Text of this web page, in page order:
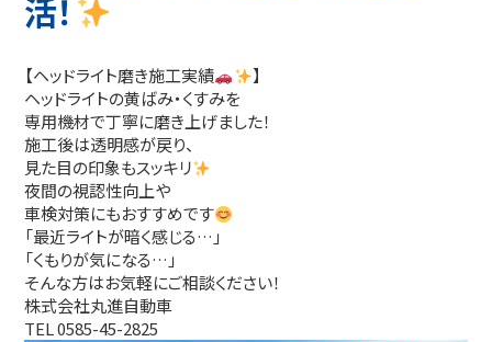
活！
【ヘッドライト磨き施工実績
】
ヘッドライトの黄ばみ・くすみを
専用機材で丁寧に磨き上げました！
施工後は透明感が戻り、
見た目の印象もスッキリ
夜間の視認性向上や
車検対策にもおすすめです
「最近ライトが暗く感じる…」
「くもりが気になる…」
そんな方はお気軽にご相談ください！
株式会社丸進自動車
TEL 0585-45-2825